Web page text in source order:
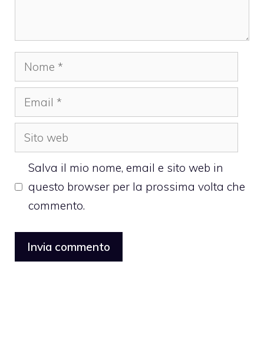
Nome
Email
Sito
web
Salva il mio nome, email e sito web in
questo browser per la prossima volta che
commento.